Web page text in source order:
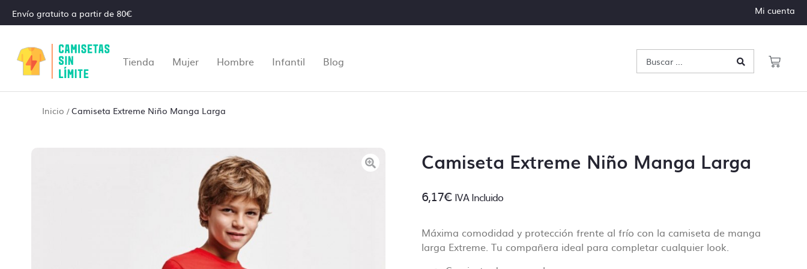
Envío gratuito a partir de 80€ Mi cuenta
Tienda Mujer Hombre Infantil Blog
Inicio /Camiseta Extreme Niño Manga Larga
Camiseta Extreme Niño Manga Larga
6,17€ IVA Incluido
Máxima comodidad y protección frente al frío con la camiseta de manga
larga Extreme. Tu compañera ideal para completar cualquier look.
Control de archivos